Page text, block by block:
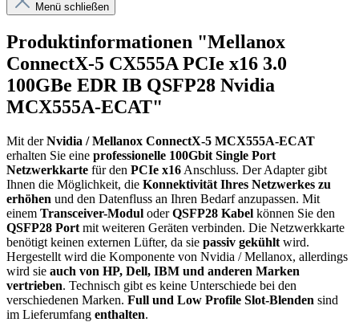
Menü schließen
Produktinformationen "Mellanox
ConnectX-5 CX555A PCIe x16 3.0
100GBe EDR IB QSFP28 Nvidia
MCX555A-ECAT"
Mit derNvidia / Mellanox ConnectX-5 MCX555A-ECAT
erhalten Sie eine professionelle 100Gbit Single Port
Netzwerkkarte für den PCIe x16 Anschluss. Der Adapter gibt
Ihnen die Möglichkeit, die Konnektivität Ihres Netzwerkes zu
erhöhen und den Datenfluss an Ihren Bedarf anzupassen. Mit
einem Transceiver-Modul oderQSFP28 Kabel können Sie den
QSFP28 Port mit weiteren Geräten verbinden. Die Netzwerkkarte
benötigt keinen externen Lüfter, da sie passiv gekühlt wird.
Hergestellt wird die Komponente von Nvidia / Mellanox, allerdings
wird sie auch von HP, Dell, IBM und anderen Marken
vertrieben. Technisch gibt es keine Unterschiede bei den
verschiedenen Marken. Full und Low Profile Slot-Blenden sind
im Lieferumfang enthalten.